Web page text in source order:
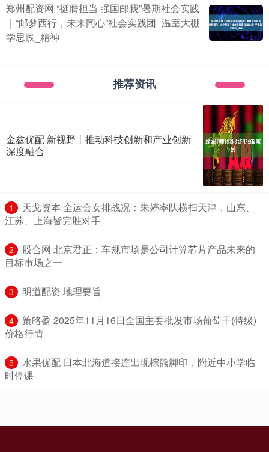
郑州配资网 “挺膺担当 强国邮我”暑期社会实践
｜“邮梦西行，未来同心”社会实践团_温室大棚_
学思践_精神
推荐资讯
金鑫优配 新视野丨推动科技创新和产业创新
深度融合
1
​天戈资本 全运会女排战况：朱婷率队横扫天津，山东、
江苏、上海皆完胜对手
2
​股合网 北京君正：车规市场是公司计算芯片产品未来的
目标市场之一
3 ​明道配资 地理要旨
4
​策略盈 2025年11月16日全国主要批发市场葡萄干(特级)
价格行情
5
​水果优配 日本北海道接连出现棕熊脚印，附近中小学临
时停课